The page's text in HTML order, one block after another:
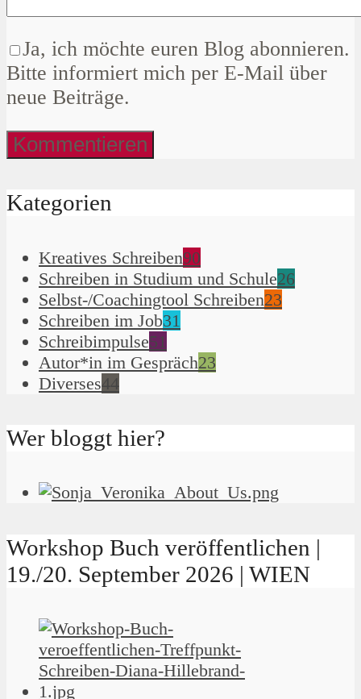
Ja, ich möchte euren Blog abonnieren.
Bitte informiert mich per E-Mail über
neue Beiträge.
Kategorien
Kreatives Schreiben90
Schreiben in Studium und Schule26
Selbst-/Coachingtool Schreiben23
Schreiben im Job31
Schreibimpulse51
Autor*in im Gespräch23
Diverses44
Wer bloggt hier?
Workshop Buch veröffentlichen |
19./20. September 2026 | WIEN